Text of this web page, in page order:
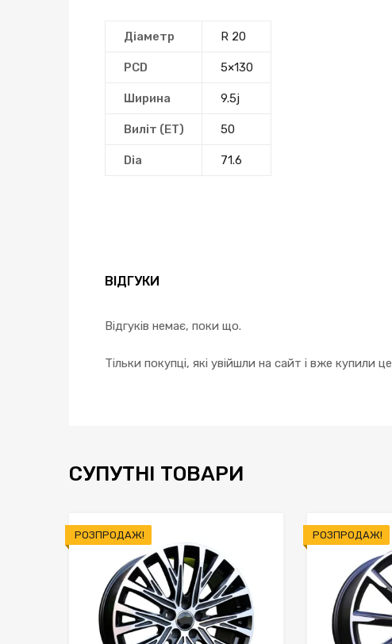
Діаметр R 20
PCD 5×130
Ширина 9.5j
Виліт (ЕТ) 50
Dia 71.6
ВІДГУКИ
Відгуків немає, поки що.
Тільки покупці, які увійшли на сайт і вже купили
СУПУТНІ ТОВАРИ
РОЗПРОДАЖ! РОЗПРОДАЖ!